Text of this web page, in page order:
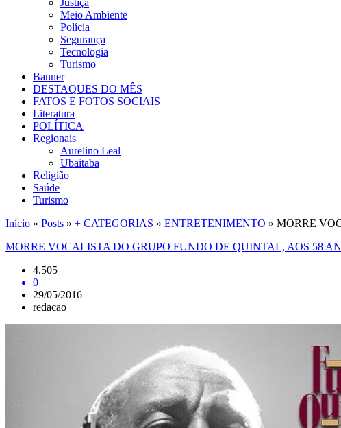
Justiça
Meio Ambiente
Polícia
Segurança
Tecnologia
Turismo
Banner
DESTAQUES DO MÊS
FATOS E FOTOS SOCIAIS
Literatura
POLÍTICA
Regionais
Aurelino Leal
Ubaitaba
Religião
Saúde
Turismo
Início » Posts » + CATEGORIAS » ENTRETENIMENTO » MORRE
MORRE VOCALISTA DO GRUPO FUNDO DE QUINTAL, AOS 58
4.505
0
29/05/2016
redacao